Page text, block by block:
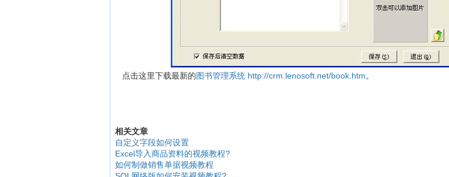
点击这里下载最新的图书管理系统 http://crm.lenosoft.net/book.htm。
相关文章
自定义字段如何设置
Excel导入商品资料的视频教程?
如何制做销售单据视频教程